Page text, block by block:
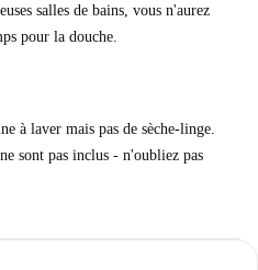
salles de bains, vous n'aurez
pour la douche.
à laver mais pas de sèche-linge.
sont pas inclus - n'oubliez pas